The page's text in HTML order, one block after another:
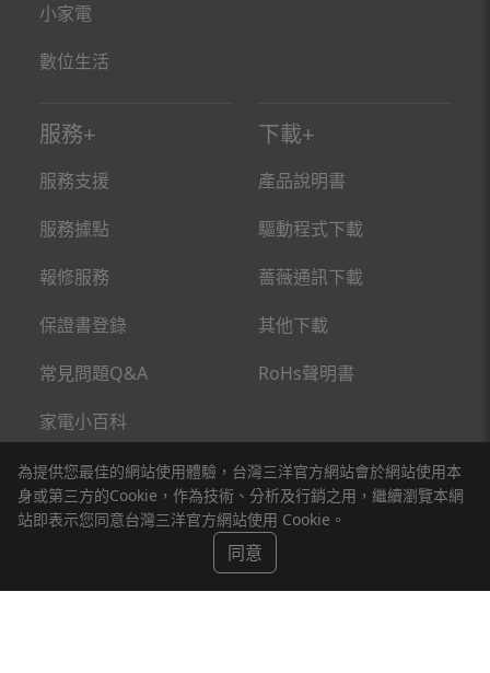
為提供您最佳的網站使用體驗，台灣三洋官方網站會於網站使用本
身或第三方的Cookie，作為技術、分析及行銷之用，繼續瀏覽本網
站即表示您同意台灣三洋官方網站使用 Cookie。
同意
小家電
數位生活
服務
服務支援
服務據點
報修服務
保證書登錄
常見問題Q&A
家電小百科
下載
產品說明書
驅動程式下載
薔薇通訊下載
其他下載
RoHs聲明書
關於台灣三洋 新聞